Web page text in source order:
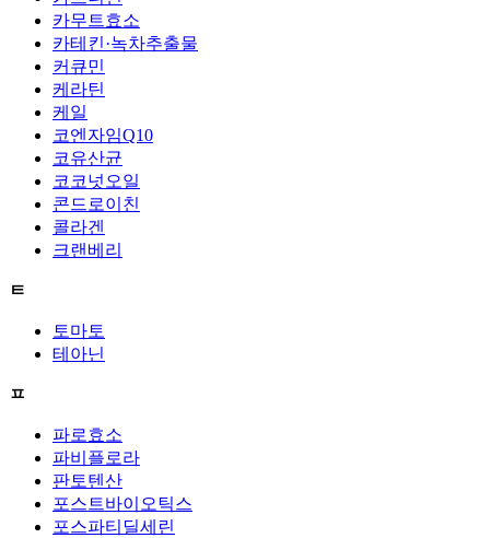
카무트효소
카테킨·녹차추출물
커큐민
케라틴
케일
코엔자임Q10
코유산균
코코넛오일
콘드로이친
콜라겐
크랜베리
ㅌ
토마토
테아닌
ㅍ
파로효소
파비플로라
판토텐산
포스트바이오틱스
포스파티딜세린